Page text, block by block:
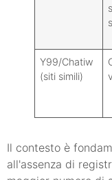
Y99/Chatiw
(siti simili)
Il contesto è
all'assenza di